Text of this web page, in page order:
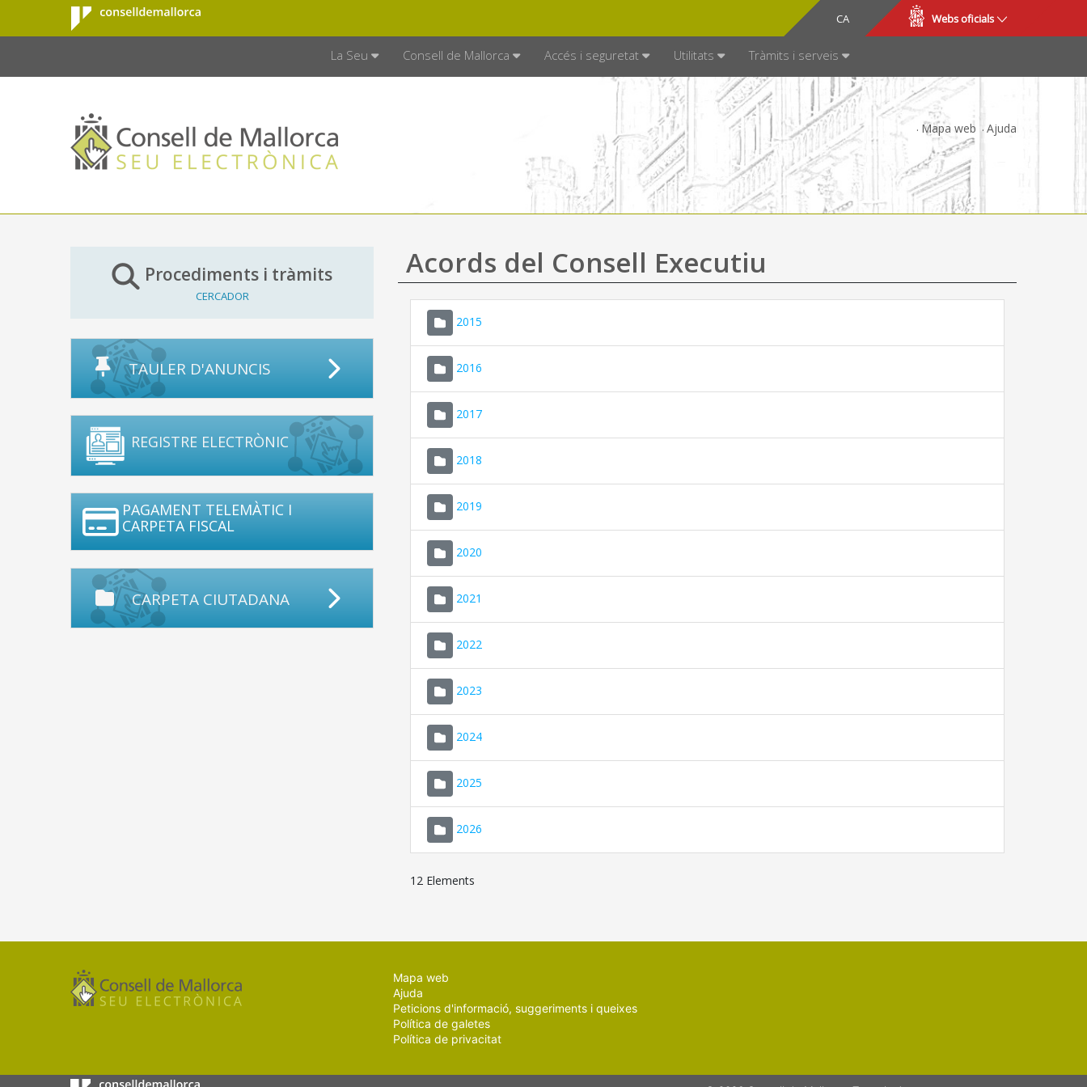
Salta al contingut principal
Consell de
Mallorca
CA
ES Webs oficials
La Seu Consell de Mallorca Accés i seguretat Utilitats Tràmits i serveis
Mapa web Ajuda
Procediments i tràmits
CERCADOR
TAULER D'ANUNCIS
REGISTRE ELECTRÒNIC
PAGAMENT TELEMÀTIC I
CARPETA FISCAL
CARPETA CIUTADANA
Acords del Consell Executiu
2015
2016
2017
2018
2019
2020
2021
2022
2023
2024
2025
2026
12 Elements
Mapa web
Ajuda
Peticions d'informació, suggeriments i queixes
Política de galetes
Política de privacitat